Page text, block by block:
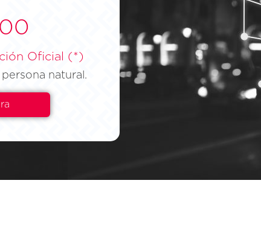
Oficial (*)
persona natural.